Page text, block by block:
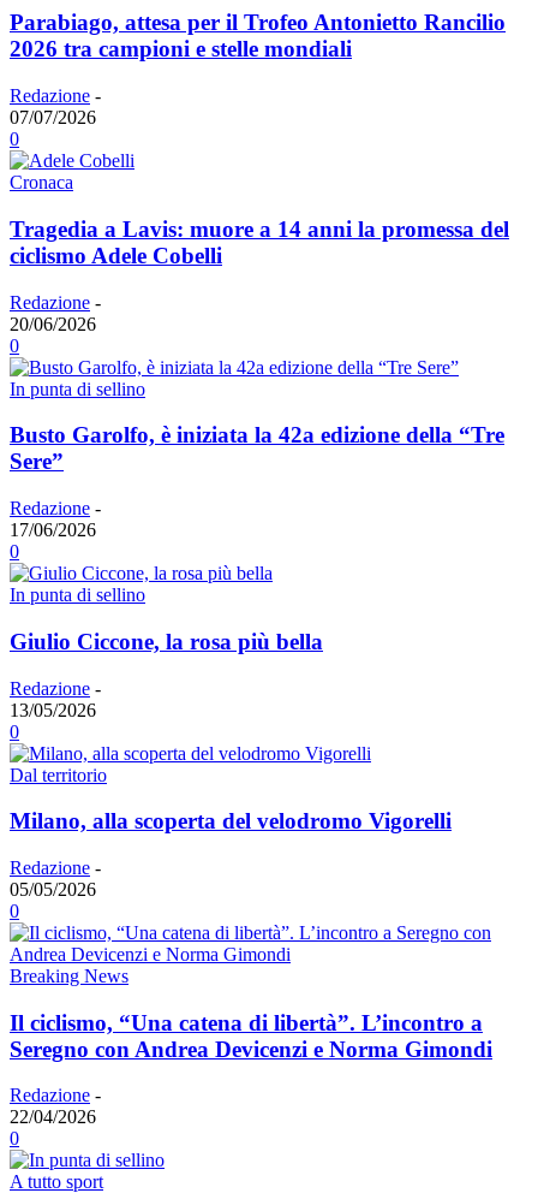
Parabiago, attesa per il Trofeo Antonietto Rancilio
2026 tra campioni e stelle mondiali
Redazione -
07/07/2026
0
Cronaca
Tragedia a Lavis: muore a 14 anni la promessa del
ciclismo Adele Cobelli
Redazione -
20/06/2026
0
In punta di sellino
Busto Garolfo, è iniziata la 42a edizione della “Tre
Sere”
Redazione -
17/06/2026
0
In punta di sellino
Giulio Ciccone, la rosa più bella
Redazione -
13/05/2026
0
Dal territorio
Milano, alla scoperta del velodromo Vigorelli
Redazione -
05/05/2026
0
Breaking News
Il ciclismo, “Una catena di libertà”. L’incontro a
Seregno con Andrea Devicenzi e Norma Gimondi
Redazione -
22/04/2026
0
A tutto sport